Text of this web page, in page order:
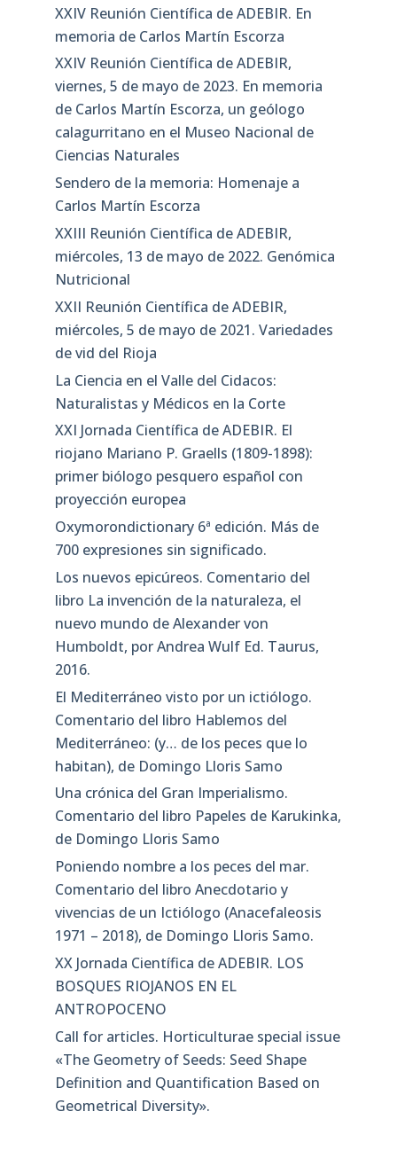
XXIV Reunión Científica de ADEBIR. En
memoria de Carlos Martín Escorza
XXIV Reunión Científica de ADEBIR,
viernes, 5 de mayo de 2023. En memoria
de Carlos Martín Escorza, un geólogo
calagurritano en el Museo Nacional de
Ciencias Naturales
Sendero de la memoria: Homenaje a
Carlos Martín Escorza
XXIII Reunión Científica de ADEBIR,
miércoles, 13 de mayo de 2022. Genómica
Nutricional
XXII Reunión Científica de ADEBIR,
miércoles, 5 de mayo de 2021. Variedades
de vid del Rioja
La Ciencia en el Valle del Cidacos:
Naturalistas y Médicos en la Corte
XXI Jornada Científica de ADEBIR. El
riojano Mariano P. Graells (1809-1898):
primer biólogo pesquero español con
proyección europea
Oxymorondictionary 6ª edición. Más de
700 expresiones sin significado.
Los nuevos epicúreos. Comentario del
libro La invención de la naturaleza, el
nuevo mundo de Alexander von
Humboldt, por Andrea Wulf Ed. Taurus,
2016.
El Mediterráneo visto por un ictiólogo.
Comentario del libro Hablemos del
Mediterráneo: (y… de los peces que lo
habitan), de Domingo Lloris Samo
Una crónica del Gran Imperialismo.
Comentario del libro Papeles de Karukinka,
de Domingo Lloris Samo
Poniendo nombre a los peces del mar.
Comentario del libro Anecdotario y
vivencias de un Ictiólogo (Anacefaleosis
1971 – 2018), de Domingo Lloris Samo.
XX Jornada Científica de ADEBIR. LOS
BOSQUES RIOJANOS EN EL
ANTROPOCENO
Call for articles. Horticulturae special issue
«The Geometry of Seeds: Seed Shape
Definition and Quantification Based on
Geometrical Diversity»​.